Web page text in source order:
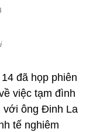
đã họp phiên
việc tạm đình
với ông Đinh La
tế nghiêm